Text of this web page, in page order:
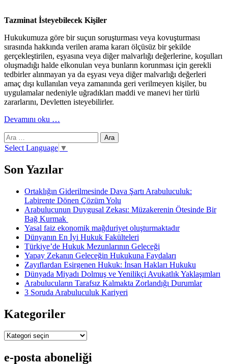
Tazminat İsteyebilecek Kişiler
Hukukumuza göre bir suçun soruşturması veya kovuşturması
sırasında hakkında verilen arama kararı ölçüsüz bir şekilde
gerçekleştirilen, eşyasına veya diğer malvarlığı değerlerine, koşulları
oluşmadığı halde elkonulan veya bunların korunması için gerekli
tedbirler alınmayan ya da eşyası veya diğer malvarlığı değerleri
amaç dışı kullanılan veya zamanında geri verilmeyen kişiler, bu
uygulamalar nedeniyle uğradıkları maddi ve manevi her türlü
zararlarını, Devletten isteyebilirler.
Devamını oku
el
Devletten
istemi
…
Arama:
Select Language ▼
Son Yazılar
Ortaklığın Giderilmesinde Dava Şartı Arabuluculuk:
Labirente Dönen Çözüm Yolu
Arabulucunun Duygusal Zekası: Müzakerenin Ötesinde Bir
Bağ Kurmak
Yasal faiz ekonomik mağduriyet oluşturmaktadır
Dünyanın En İyi Hukuk Fakülteleri
Türkiye’de Hukuk Mezunlarının Geleceği
Yapay Zekanın Geleceğin Hukukuna Faydaları
Zayıflardan Esirgenen Hukuk: İnsan Hakları Hukuku
Dünyada Miyadı Dolmuş ve Yenilikçi Avukatlık Yaklaşımları
Arabulucuların Tarafsız Kalmakta Zorlandığı Durumlar
3 Soruda Arabuluculuk Kariyeri
Kategoriler
Kategoriler
e-posta aboneliği